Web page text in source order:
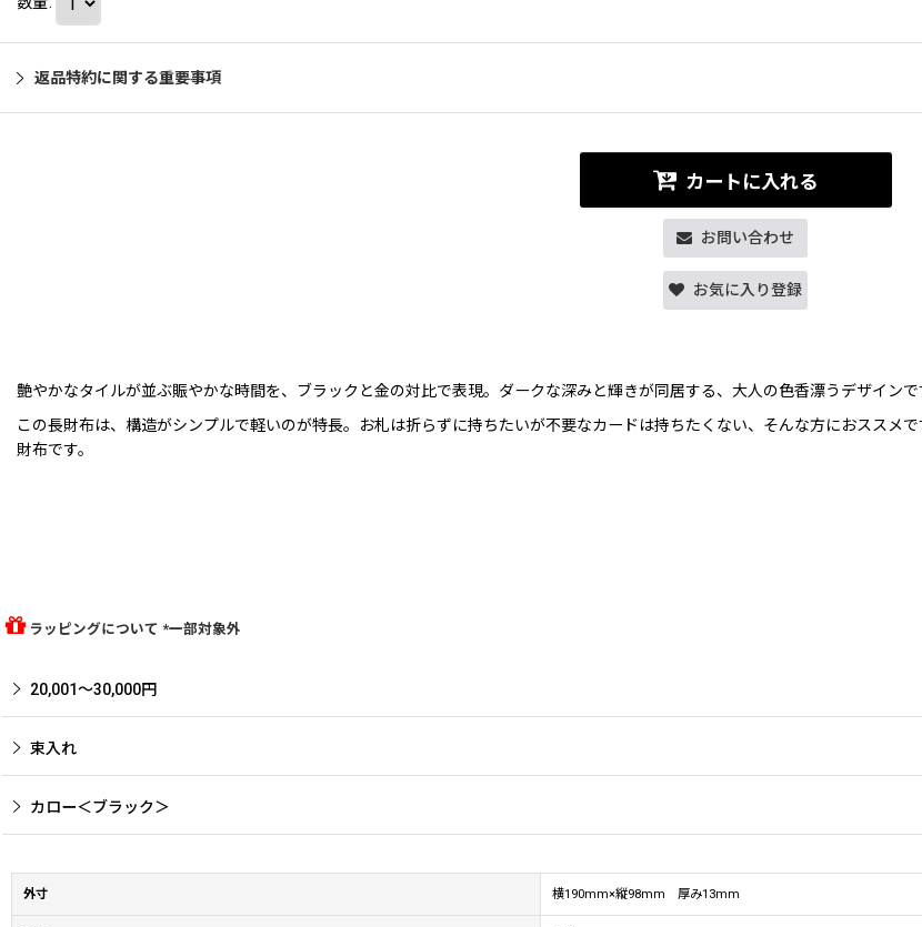
返品特約に関する重要事項
カートに入れる
お問い合わせ
お気に入り登録
艶やかなタイルが並ぶ賑やかな時間を、ブラックと金の対比で表現。ダークな深みと輝きが同居する、大人の色香漂うデザインで
この長財布は、構造がシンプルで軽いのが特長。お札は折らずに持ちたいが不要なカードは持ちたくない、そんな方におススメ
財布です。
ラッピングについて *一部対象外
20,001〜30,000円
束入れ
カロー＜ブラック＞
外寸 横190mm×縦98mm 厚み13mm